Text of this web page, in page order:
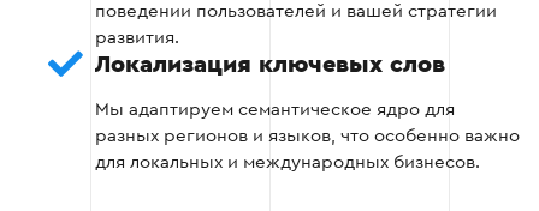
Постоянное обновление ключевых слов на
основе изменений в поведении аудитории
поведении пользователей и вашей стратегии
развития.
Локализация ключевых слов
Мы адаптируем семантическое ядро для
разных регионов и языков, что особенно важно
для локальных и международных бизнесов.